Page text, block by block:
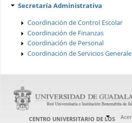
Secretaría Administrativa
Coordinación de Control Escolar
Coordinación de Finanzas
Coordinación de Personal
Coordinación de Servicios
CENTRO UNIVERSITARIO DE LOS